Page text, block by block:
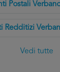
Postali
Redditizi
Vedi tutte